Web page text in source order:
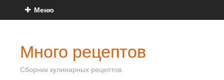
Меню
Много рецептов
Сборник кулинарных рецептов